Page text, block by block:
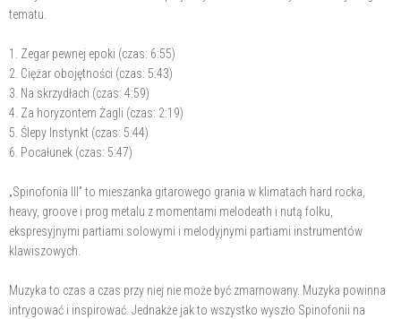
tematu.
1. Zegar pewnej epoki (czas: 6:55)
2. Ciężar obojętności (czas: 5:43)
3. Na skrzydłach (czas: 4:59)
4. Za horyzontem Żagli (czas: 2:19)
5. Ślepy Instynkt (czas: 5:44)
6. Pocałunek (czas: 5:47)
„Spinofonia III” to mieszanka gitarowego grania w klimatach hard rocka,
heavy, groove i prog metalu z momentami melodeath i nutą folku,
ekspresyjnymi partiami solowymi i melodyjnymi partiami instrumentów
klawiszowych.
Muzyka to czas a czas przy niej nie może być zmarnowany. Muzyka powinna
intrygować i inspirować. Jednakże jak to wszystko wyszło Spinofonii na